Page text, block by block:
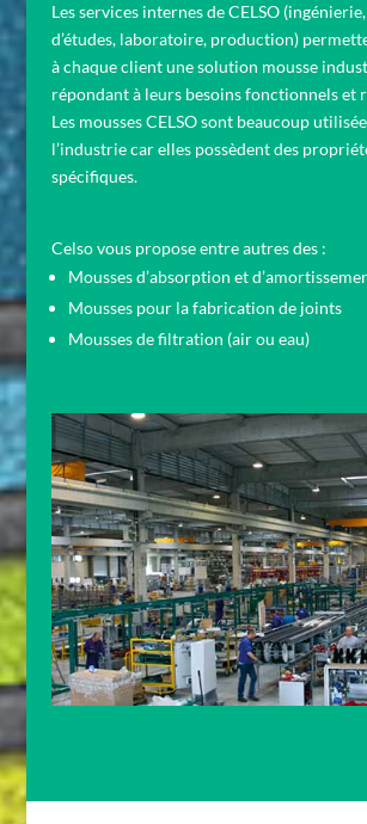
Les services internes de CELSO
d’études, laboratoire, production)
à chaque client une solution mousse
répondant à leurs besoins fonctionnels et
Les mousses CELSO sont beaucoup
l’industrie car elles possèdent des
spécifiques.
Celso vous propose entre autres des :
Mousses d’absorption et
Mousses pour la fabrication de joints
Mousses de filtration (air ou eau)